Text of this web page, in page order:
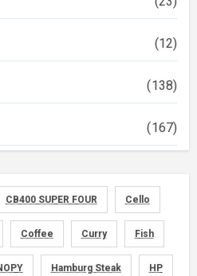
(12)
(138)
(167)
(155)
(134)
CB400 SUPER FOUR Cello
Coffee Curry Fish
Hamburg Steak HP